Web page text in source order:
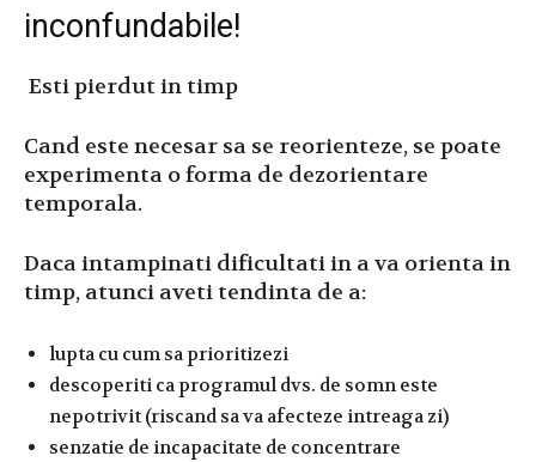
inconfundabile!
Esti pierdut in timp
Cand este necesar sa se reorienteze, se poate
experimenta o forma de dezorientare
temporala.
Daca intampinati dificultati in a va orienta in
timp, atunci aveti tendinta de a:
lupta cu cum sa prioritizezi
descoperiti ca programul dvs. de somn este
nepotrivit (riscand sa va afecteze intreaga zi)
senzatie de incapacitate de concentrare